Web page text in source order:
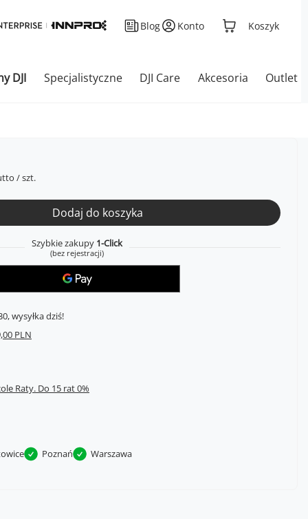
Blog Konto Koszyk
DJI Specjalistyczne DJI Care Akcesoria Outlet
/szt.
Dodaj do koszyka
Szybkie zakupy 1-Click
(bez rejestracji)
wysyłka dziś!
PLN
Raty.
Poznań Warszawa